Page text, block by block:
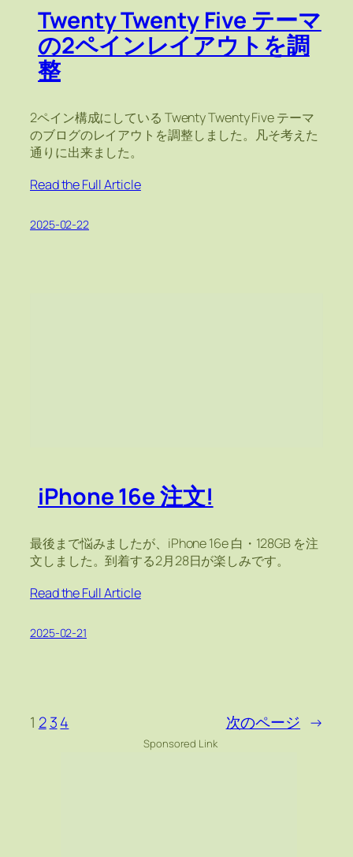
Twenty Twenty Five テーマ
の2ペインレイアウトを調
整
2ペイン構成にしている Twenty Twenty Five テーマ
のブログのレイアウトを調整しました。凡そ考えた
通りに出来ました。
Read the Full Article
2025-02-22
iPhone 16e 注文!
最後まで悩みましたが、iPhone 16e 白・128GB を注
文しました。到着する2月28日が楽しみです。
Read the Full Article
2025-02-21
1 2 34 次のページ →
Sponsored Link